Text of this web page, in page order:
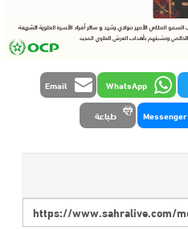
WhatsApp
Email
Messenger طباعة